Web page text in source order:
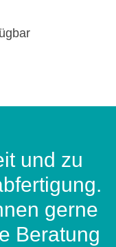
und zu
gerne
Beratung